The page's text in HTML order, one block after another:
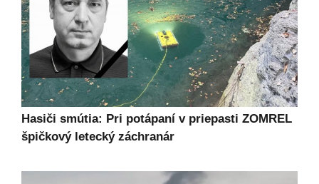
Hasiči smútia: Pri potápaní v priepasti ZOMREL
špičkový letecký záchranár